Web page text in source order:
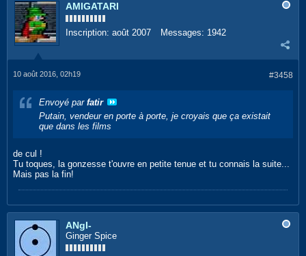
AMIGATARI
Inscription: août 2007 Messages: 1942
#3458
10 août 2016, 02h19
Envoyé par fatir
Putain, vendeur en porte à porte, je croyais que ça existait
que dans les films
de cul !
Tu toques, la gonzesse t'ouvre en petite tenue et tu connais la suite...
Mais pas la fin!
ANgI-
Ginger Spice